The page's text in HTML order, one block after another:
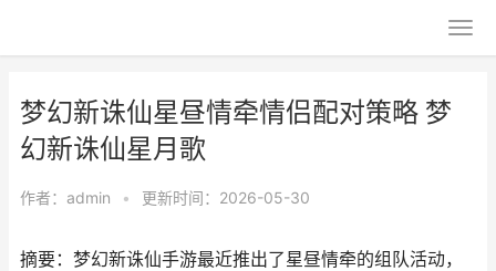
梦幻新诛仙星昼情牵情侣配对策略 梦
幻新诛仙星月歌
作者： admin • 更新时间：2026-05-30
摘要：梦幻新诛仙手游最近推出了星昼情牵的组队活动，